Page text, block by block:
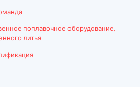
поплавочное оборудование,
литья